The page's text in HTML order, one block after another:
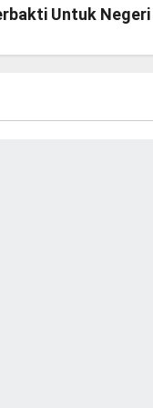
Untuk Negeri